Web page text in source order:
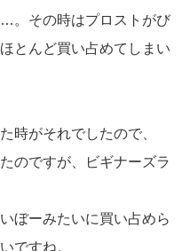
。その時はプロストがび
とんど買い占めてしまい
時がそれでしたので、
のですが、ビギナーズラ
ぼーみたいに買い占めら
ですね。